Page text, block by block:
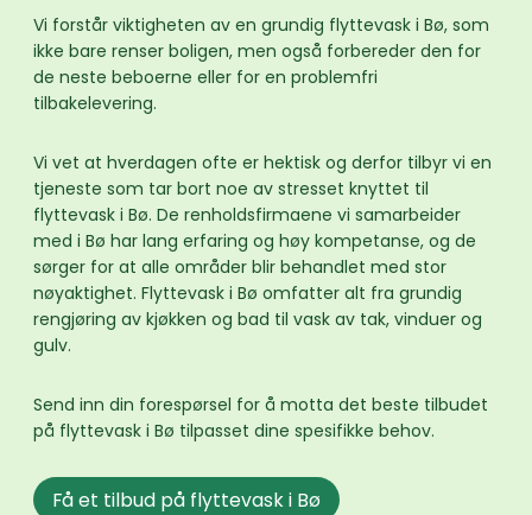
Vi forstår viktigheten av en grundig flyttevask i Bø, som
ikke bare renser boligen, men også forbereder den for
de neste beboerne eller for en problemfri
tilbakelevering.
Vi vet at hverdagen ofte er hektisk og derfor tilbyr vi en
tjeneste som tar bort noe av stresset knyttet til
flyttevask i Bø. De renholdsfirmaene vi samarbeider
med i Bø har lang erfaring og høy kompetanse, og de
sørger for at alle områder blir behandlet med stor
nøyaktighet. Flyttevask i Bø omfatter alt fra grundig
rengjøring av kjøkken og bad til vask av tak, vinduer og
gulv.
Send inn din forespørsel for å motta det beste tilbudet
på flyttevask i Bø tilpasset dine spesifikke behov.
Få et tilbud på flyttevask i Bø